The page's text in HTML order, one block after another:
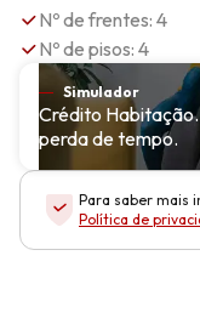
Nº de frentes: 4
Nº de pisos: 4
Simulador
Crédito
perda de tempo.
Para saber mais
Política de